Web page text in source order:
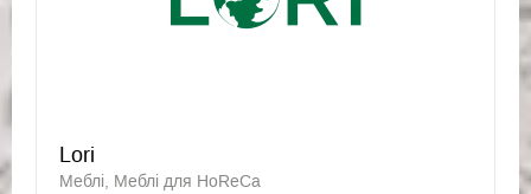
Lori
Меблі, Меблі для HoReCa